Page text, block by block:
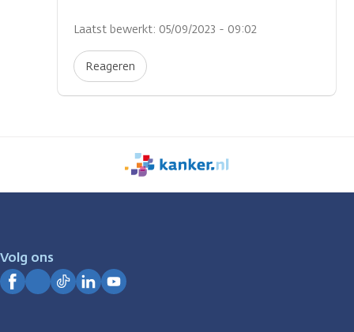
Laatst bewerkt: 05/09/2023 - 09:02
Reageren
We
zijn
Volg ons